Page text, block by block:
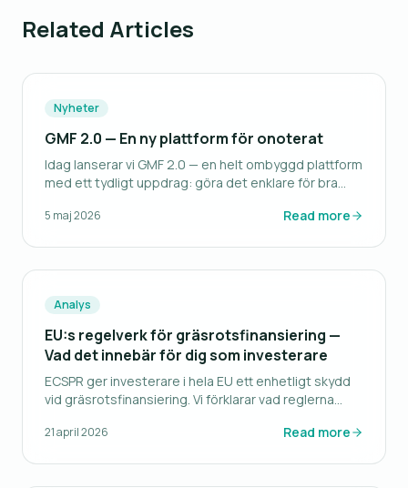
Related Articles
Nyheter
GMF 2.0 — En ny plattform för onoterat
Idag lanserar vi GMF 2.0 — en helt ombyggd plattform
med ett tydligt uppdrag: göra det enklare för bra
5 maj 2026 Read more
Analys
EU:s regelverk för gräsrotsfinansiering —
Vad det innebär för dig som investerare
ECSPR ger investerare i hela EU ett enhetligt skydd
vid gräsrotsfinansiering. Vi förklarar vad reglerna
21 april 2026 Read more